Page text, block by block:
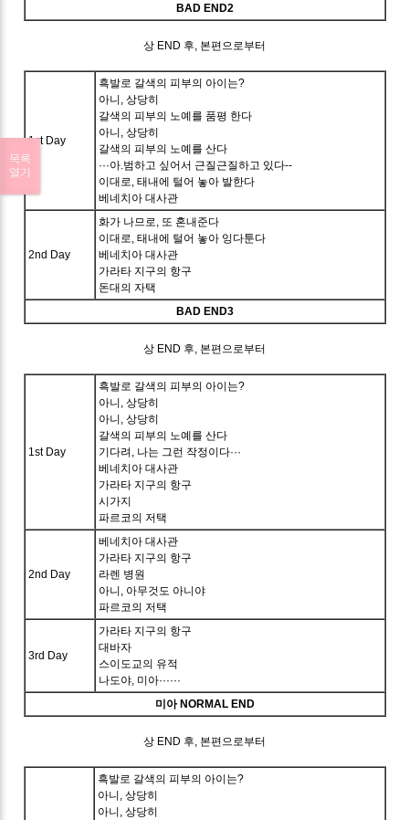
BAD END2
상 END 후, 본편으로부터
1st Day
흑발로 갈색의 피부의 아이는?
아니, 상당히
갈색의 피부의 노예를 품평 한다
아니, 상당히
갈색의 피부의 노예를 산다
···아.범하고 싶어서 근질근질하고 있다--
이대로, 태내에 털어 놓아 발한다
베네치아 대사관
2nd Day
화가 나므로, 또 혼내준다
이대로, 태내에 털어 놓아 잉다툰다
베네치아 대사관
가라타 지구의 항구
돈대의 자택
BAD END3
상 END 후, 본편으로부터
1st Day
흑발로 갈색의 피부의 아이는?
아니, 상당히
아니, 상당히
갈색의 피부의 노예를 산다
기다려, 나는 그런 작정이다···
베네치아 대사관
가라타 지구의 항구
시가지
파르코의 저택
2nd Day
베네치아 대사관
가라타 지구의 항구
라렌 병원
아니, 아무것도 아니야
파르코의 저택
3rd Day
가라타 지구의 항구
대바자
스이도교의 유적
나도야, 미아······
미아 NORMAL END
상 END 후, 본편으로부터
흑발로 갈색의 피부의 아이는?
아니, 상당히
아니, 상당히
목록
열기